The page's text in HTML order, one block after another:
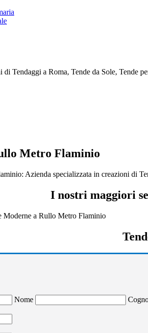
di Tendaggi a Roma, Tende da Sole, Tende
Metro Flaminio
Azienda specializzata in creazioni di
I nostri maggiori
Nome